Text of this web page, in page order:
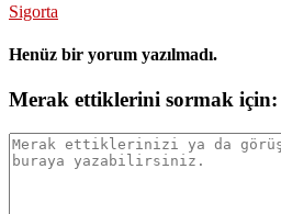
Sigorta
Henüz bir yorum yazılmadı.
Merak ettiklerini sormak için: